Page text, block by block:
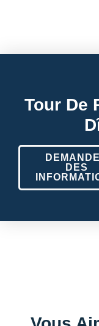
Tour De
DES